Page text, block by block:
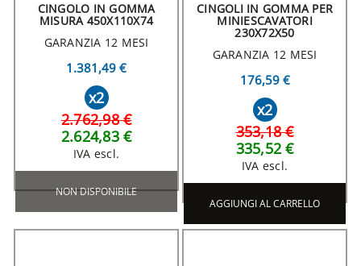
CINGOLO IN GOMMA
MISURA 450X110X74
GARANZIA 12 MESI
1.381,49 €
x2
2.762,98 €
2.624,83 €
IVA escl.
NON DISPONIBILE
CINGOLI IN GOMMA PER
MINIESCAVATORI
230X72X50
GARANZIA 12 MESI
176,59 €
x2
353,18 €
335,52 €
IVA escl.
AGGIUNGI AL CARRELLO